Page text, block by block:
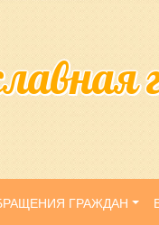
ГРАЖДАН